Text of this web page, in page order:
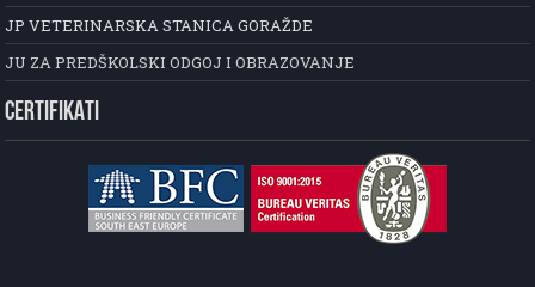
JP VETERINARSKA STANICA GORAŽDE
JU ZA PREDŠKOLSKI ODGOJ I OBRAZOVANJE
CERTIFIKATI